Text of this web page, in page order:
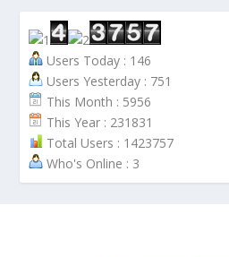
Users Today : 146
Users Yesterday : 751
This Month : 5956
This Year : 231831
Total Users : 1423757
Who's Online : 3